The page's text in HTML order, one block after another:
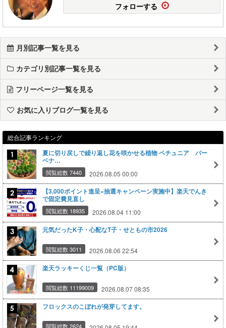
フォローする
月別記事一覧を見る
カテゴリ別記事一覧を見る
フリーページ一覧を見る
お気に入りブログ一覧を見る
総合記事ランキング
夏に切り戻しで繰り返し花を咲かせる植物 ペチュニア バー
ベナ…
閲覧総数 7440 2026.08.05 00:00
【3,000ポイント進呈×抽選キャンペーン実施中】楽天でんき
で固定費見直し
閲覧総数 18935 2026.08.04 11:00
元気だったK子・心配なT子・せともの市2026
閲覧総数 3011 2026.08.06 22:54
楽天ラッキーくじ一覧（PC版）
閲覧総数 11199009 2026.08.07 08:35
フロックスのこぼれが発芽してます。
閲覧総数 2624